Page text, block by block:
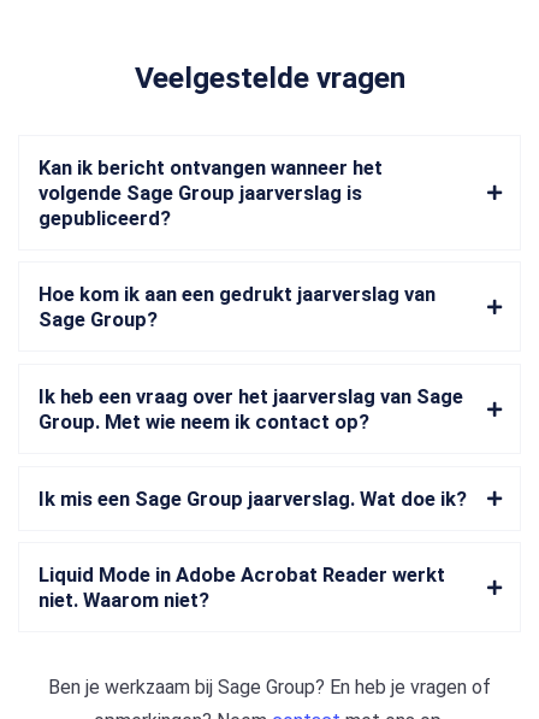
Veelgestelde vragen
Kan ik bericht ontvangen wanneer het
volgende Sage Group jaarverslag is
gepubliceerd?
Hoe kom ik aan een gedrukt jaarverslag van
Sage Group?
Ik heb een vraag over het jaarverslag van Sage
Group. Met wie neem ik contact op?
Ik mis een Sage Group jaarverslag. Wat doe ik?
Liquid Mode in Adobe Acrobat Reader werkt
niet. Waarom niet?
Ben je werkzaam bij Sage Group? En heb je vragen of